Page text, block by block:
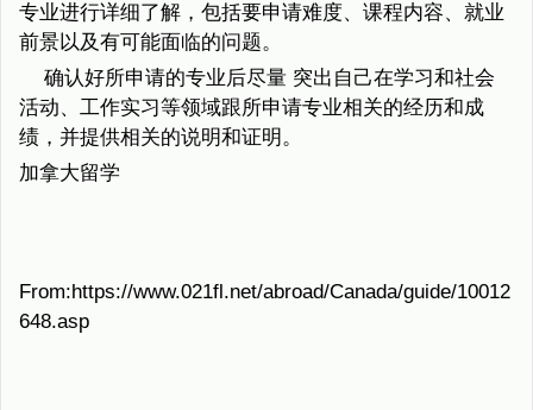
专业进行详细了解，包括要申请难度、课程内容、就业
前景以及有可能面临的问题。
确认好所申请的专业后尽量 突出自己在学习和社会
活动、工作实习等领域跟所申请专业相关的经历和成
绩，并提供相关的说明和证明。
加拿大留学
From:https://www.021fl.net/abroad/Canada/guide/10012
648.asp